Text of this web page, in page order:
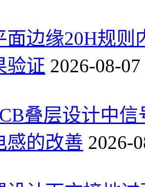
面边缘20H规
验证 2026-08-
叠层设计中
感的改善 2026-